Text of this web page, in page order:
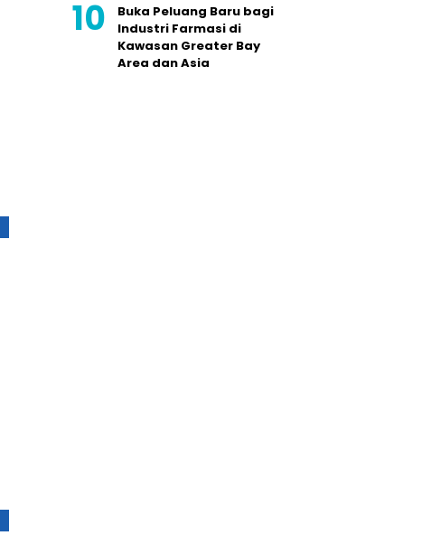
Buka Peluang Baru bagi
Industri Farmasi di
Kawasan Greater Bay
Area dan Asia